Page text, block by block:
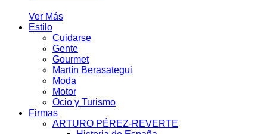
Ver Más
Estilo
Cuidarse
Gente
Gourmet
Martín Berasategui
Moda
Motor
Ocio y Turismo
Firmas
ARTURO PÉREZ-REVERTE